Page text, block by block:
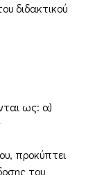
διδακτικού
ως: α)
προκύπτει
του